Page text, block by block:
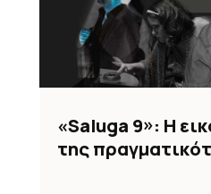
«Saluga 9»: Η
της